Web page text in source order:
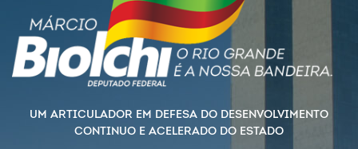
UM ARTICULADOR EM DEFESA DO DESENVOLVIMENTO
CONTINUO E ACELERADO DO ESTADO